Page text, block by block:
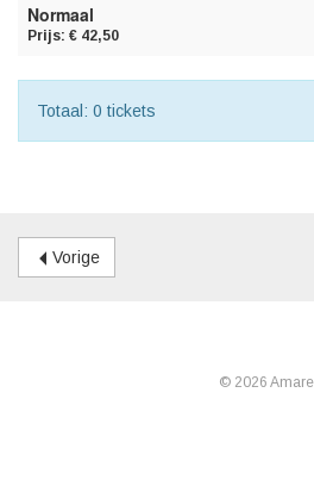
Normaal
Prijs: € 42,50
Totaal: 0 tickets
Vorige
© 2026 Amare